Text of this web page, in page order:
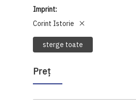
Imprint
Corint Istorie
sterge toate
Preţ